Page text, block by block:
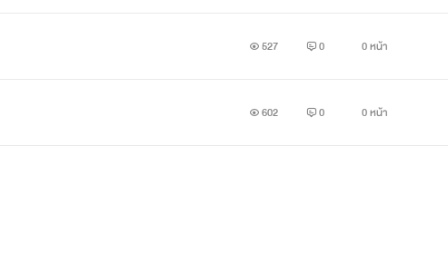
527 0 0 หน้า
602 0 0 หน้า